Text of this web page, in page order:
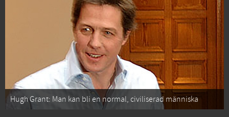
Hugh Grant: Man kan bli en normal, civiliserad människa